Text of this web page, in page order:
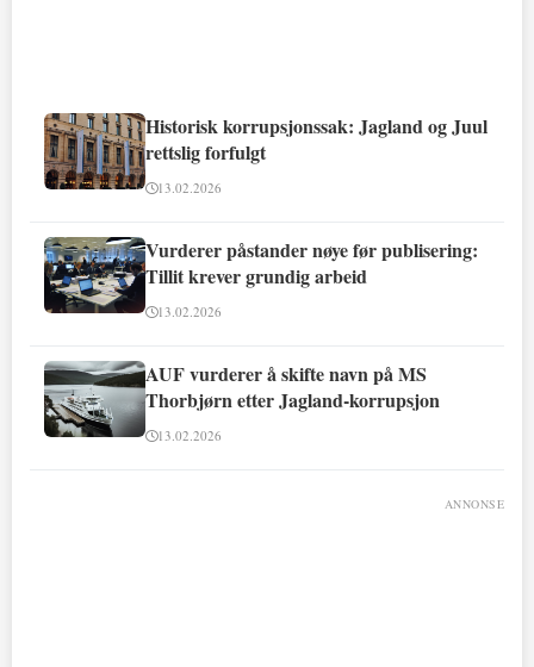
Historisk korrupsjonssak: Jagland og Juul
rettslig forfulgt
13.02.2026
Vurderer påstander nøye før publisering:
Tillit krever grundig arbeid
13.02.2026
AUF vurderer å skifte navn på MS
Thorbjørn etter Jagland-korrupsjon
13.02.2026
ANNONSE